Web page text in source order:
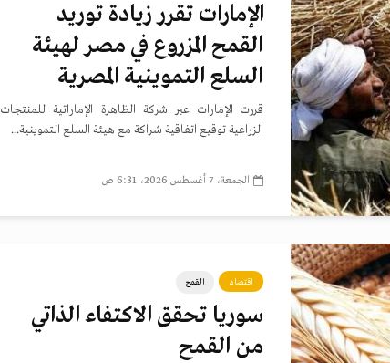
الإمارات تقرر زيادة توريد
القمح المزروع في مصر لهيئة
السلع التموينية المصرية
قررت الإمارات عبر شركة الظاهرة الإماراتية للمنتجات
الزراعية توقيع اتفاقية شراكة مع هيئة السلع التموينية...
الجمعة، 7 أغسطس 2026، 6:31 ص
اقتصاد القمح
سوريا تحقق الاكتفاء الذاتي
من القمح